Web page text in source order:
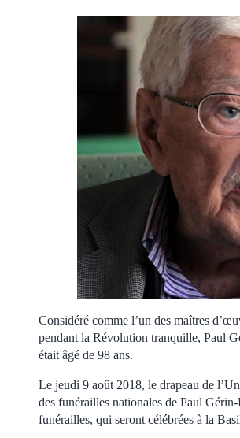
Considéré comme l’un des maîtres
pendant la Révolution tranquille, Paul
était âgé de 98 ans.
Le jeudi 9 août 2018, le drapeau de
des funérailles nationales de Paul
funérailles, qui seront célébrées à la